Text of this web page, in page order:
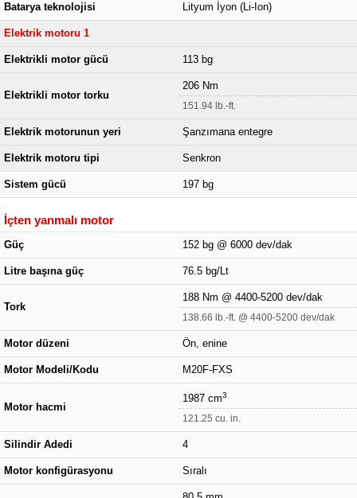
Batarya teknolojisi Lityum İyon (Li-Ion)
Elektrik motoru 1
Elektrikli motor gücü 113 bg
Elektrikli motor torku
206 Nm
151.94 lb.-ft.
Elektrik motorunun yeri Şanzımana entegre
Elektrik motoru tipi Senkron
Sistem gücü 197 bg
İçten yanmalı motor
Güç 152 bg @ 6000 dev/dak
Litre başına güç 76.5 bg/Lt
Tork
188 Nm @ 4400-5200 dev/dak
138.66 lb.-ft. @ 4400-5200 dev/dak
Motor düzeni Ön, enine
Motor Modeli/Kodu M20F-FXS
Motor hacmi
1987 cm3
121.25 cu. in.
Silindir Adedi 4
Motor konfigürasyonu Sıralı